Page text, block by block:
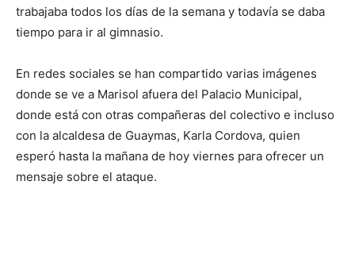
trabajaba todos los días de la semana y todavía se daba
tiempo para ir al gimnasio.
En redes sociales se han compartido varias imágenes
donde se ve a Marisol afuera del Palacio Municipal,
donde está con otras compañeras del colectivo e incluso
con la alcaldesa de Guaymas, Karla Cordova, quien
esperó hasta la mañana de hoy viernes para ofrecer un
mensaje sobre el ataque.